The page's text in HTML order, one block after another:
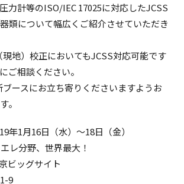
力計等のISO/IEC 17025に対応したJCSS
類について幅広くご紹介させていただき
現地）校正においてもJCSS対応可能です
ご相談ください。
ースにお立ち寄りくださいますようお
。
1月16日（水）～18日（金）
レ分野、世界最大！
ッグサイト
9